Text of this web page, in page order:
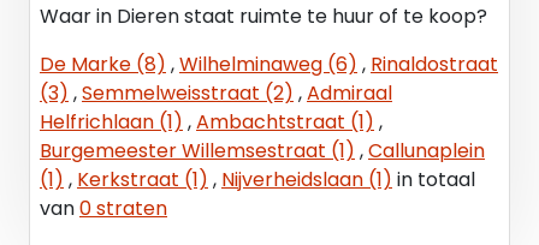
Waar in Dieren staat ruimte te huur of te koop?
De Marke (8) ,Wilhelminaweg (6) , Rinaldostraat
(3) ,Semmelweisstraat (2) ,Admiraal
Helfrichlaan (1) ,Ambachtstraat (1) ,
Burgemeester Willemsestraat (1) ,Callunaplein
(1) , Kerkstraat (1) , Nijverheidslaan (1) in totaal
van0 straten